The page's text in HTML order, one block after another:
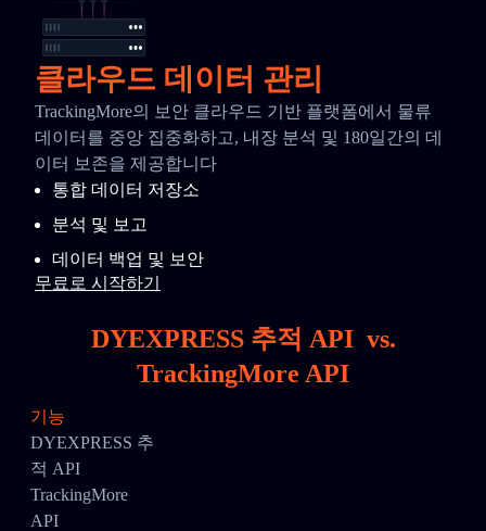
클라우드 데이터 관리
TrackingMore의 보안 클라우드 기반 플랫폼에서 물류
데이터를 중앙 집중화하고, 내장 분석 및 180일간의 데
이터 보존을 제공합니다
통합 데이터 저장소
분석 및 보고
데이터 백업 및 보안
무료로 시작하기
DYEXPRESS 추적 API vs.
TrackingMore API
기능
DYEXPRESS 추
적 API
TrackingMore
API